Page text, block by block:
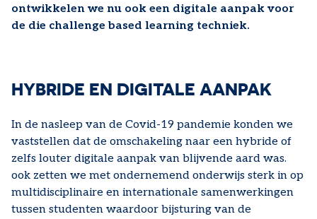
ontwikkelen we nu ook een digitale aanpak voor
de die challenge based learning techniek.
HYBRIDE EN DIGITALE AANPAK
In de nasleep van de Covid-19 pandemie konden we
vaststellen dat de omschakeling naar een hybride of
zelfs louter digitale aanpak van blijvende aard was.
ook zetten we met ondernemend onderwijs sterk in op
multidisciplinaire en internationale samenwerkingen
tussen studenten waardoor bijsturing van de